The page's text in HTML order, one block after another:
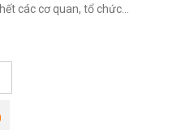
các cơ quan, tổ chức...